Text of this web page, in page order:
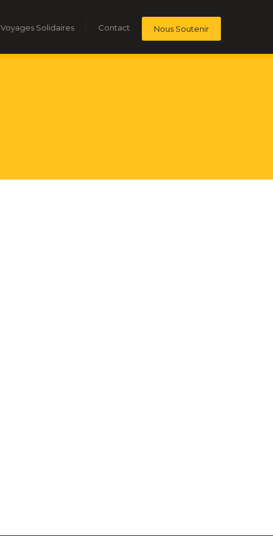
Voyages Solidaires Contact Nous Soutenir